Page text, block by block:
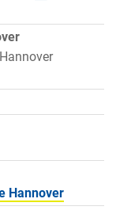
Hannover